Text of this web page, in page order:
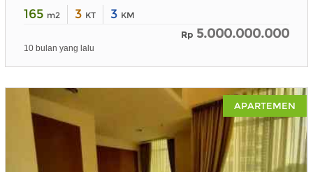
165 m2 3 KT 3 KM
Rp 5.000.000.000
10 bulan yang lalu
APARTEMEN